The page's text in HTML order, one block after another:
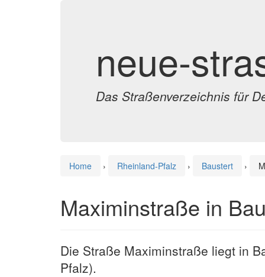
neue-
Das Straßenverzeichnis für
Home › Rheinland-Pfalz › Baustert ›
Maximinstraße in
Die Straße Maximinstraße liegt in
Pfalz).